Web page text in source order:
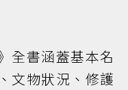
全書涵蓋基本名
文物狀況、修護